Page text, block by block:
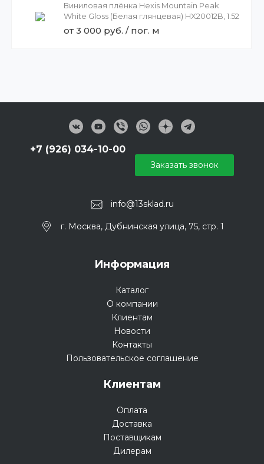
Виниловая плёнка Hexis Mountain Peak
White Gloss (Белая глянцевая) HX20012B, 1.52
от 3 000 руб. / пог. м
info@13sklad.ru
+7 (926) 034-10-00
г. Москва, Дубнинская улица, 75, стр. 1
Заказать звонок
Информация
Каталог
О компании
Клиентам
Новости
Контакты
Пользовательское соглашение
Клиентам
Оплата
Доставка
Поставщикам
Дилерам